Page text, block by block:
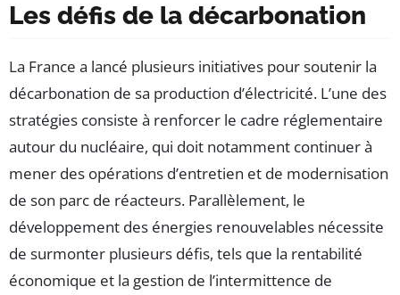
Les défis de la décarbonation
La France a lancé plusieurs initiatives pour soutenir la
décarbonation de sa production d’électricité. L’une des
stratégies consiste à renforcer le cadre réglementaire
autour du nucléaire, qui doit notamment continuer à
mener des opérations d’entretien et de modernisation
de son parc de réacteurs. Parallèlement, le
développement des énergies renouvelables nécessite
de surmonter plusieurs défis, tels que la rentabilité
économique et la gestion de l’intermittence de